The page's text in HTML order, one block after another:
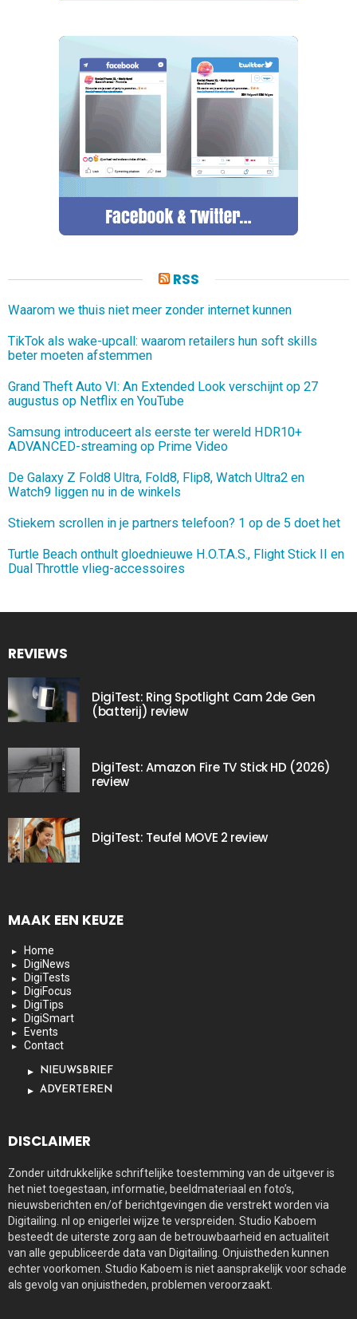
RSS
Waarom we thuis niet meer zonder internet kunnen
TikTok als wake-upcall: waarom retailers hun soft skills
beter moeten afstemmen
Grand Theft Auto VI: An Extended Look verschijnt op 27
augustus op Netflix en YouTube
Samsung introduceert als eerste ter wereld HDR10+
ADVANCED-streaming op Prime Video
De Galaxy Z Fold8 Ultra, Fold8, Flip8, Watch Ultra2 en
Watch9 liggen nu in de winkels
Stiekem scrollen in je partners telefoon? 1 op de 5 doet het
Turtle Beach onthult gloednieuwe H.O.T.A.S., Flight Stick II en
Dual Throttle vlieg-accessoires
REVIEWS
DigiTest: Ring Spotlight Cam 2de Gen
(batterij) review
DigiTest: Amazon Fire TV Stick HD (2026)
review
DigiTest: Teufel MOVE 2 review
MAAK EEN KEUZE
Home
DigiNews
DigiTests
DigiFocus
DigiTips
DigiSmart
Events
Contact
NIEUWSBRIEF
ADVERTEREN
DISCLAIMER
Zonder uitdrukkelijke schriftelijke toestemming van de uitgever is
het niet toegestaan, informatie, beeldmateriaal en foto’s,
nieuwsberichten en/of berichtgevingen die verstrekt worden via
Digitailing. nl op enigerlei wijze te verspreiden. Studio Kaboem
besteedt de uiterste zorg aan de betrouwbaarheid en actualiteit
van alle gepubliceerde data van Digitailing. Onjuistheden kunnen
echter voorkomen. Studio Kaboem is niet aansprakelijk voor schade
als gevolg van onjuistheden, problemen veroorzaakt.